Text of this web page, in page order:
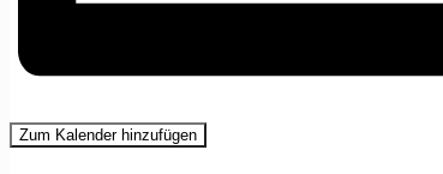
Zum Kalender hinzufügen